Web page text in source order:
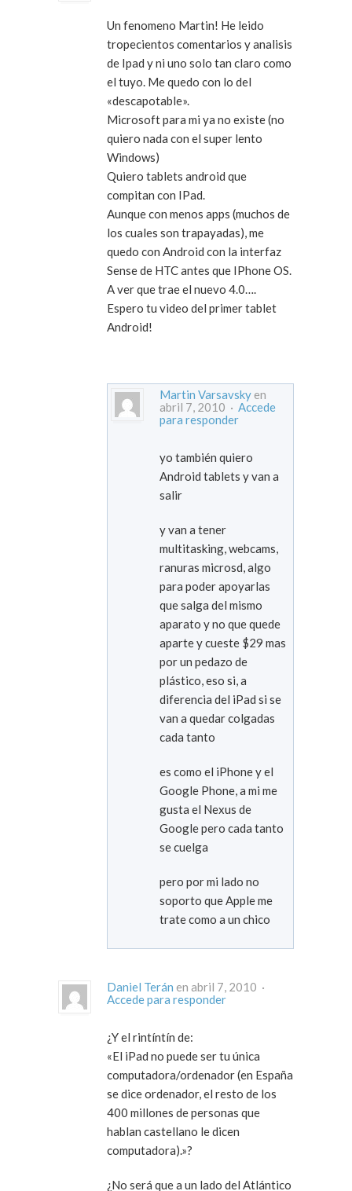
Un fenomeno Martin! He leido
tropecientos comentarios y analisis
de Ipad y ni uno solo tan claro como
el tuyo. Me quedo con lo del
«descapotable».
Microsoft para mi ya no existe (no
quiero nada con el super lento
Windows)
Quiero tablets android que
compitan con IPad.
Aunque con menos apps (muchos de
los cuales son trapayadas), me
quedo con Android con la interfaz
Sense de HTC antes que IPhone OS.
A ver que trae el nuevo 4.0….
Espero tu video del primer tablet
Android!
Martin Varsavsky en
abril 7, 2010 · Accede
para responder
yo también quiero
Android tablets y van a
salir
y van a tener
multitasking, webcams,
ranuras microsd, algo
para poder apoyarlas
que salga del mismo
aparato y no que quede
aparte y cueste $29 mas
por un pedazo de
plástico, eso si, a
diferencia del iPad si se
van a quedar colgadas
cada tanto
es como el iPhone y el
Google Phone, a mi me
gusta el Nexus de
Google pero cada tanto
se cuelga
pero por mi lado no
soporto que Apple me
trate como a un chico
Daniel Terán
en abril 7, 2010 ·
Accede para responder
¿Y el rintíntín de:
«El iPad no puede ser tu única
computadora/ordenador (en España
se dice ordenador, el resto de los
400 millones de personas que
hablan castellano le dicen
computadora).»?
¿No será que a un lado del Atlántico